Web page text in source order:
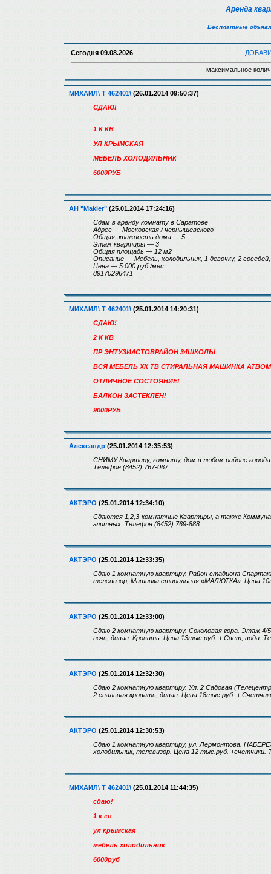
Аренда
Бесплатные
Сегодня 09.08.2026
максимальное
МИХАИЛ\ Т 462401\ (26.01.2014 09:50:37)
СДАЮ!
1 К КВ
УЛ КРЫМСКАЯ
МЕБЕЛЬ ХОЛОДИЛЬНИК
6000РУБ
АН "Makler" (25.01.2014 17:24:16)
Сдам в аренду комнату в Саратове
Адрес — Московская / чернышевского
Общая этажность дома — 5
Этаж квартиры — 3
Общая площадь — 12 м2
Описание — Мебель, холодильник, 1 девочку, 2
Цена — 5 000 руб./мес
89170296471
МИХАИЛ\ Т 462401\ (25.01.2014 14:20:31)
СДАЮ!
2 К КВ
ПР ЭНТУЗИАСТОВРАЙОН 34ШКОЛЫ
ВСЯ МЕБЕЛЬ ХК ТВ СТИРАЛЬНАЯ МАШИНКА
ОТЛИЧНОЕ СОСТОЯНИЕ!
БАЛКОН ЗАСТЕКЛЕН!
9000РУБ
Александр (25.01.2014 12:35:53)
СНИМУ Квартиру, комнату, дом в любом районе
Телефон (8452) 767-067
АКТЭРО (25.01.2014 12:34:10)
Сдаются 1,2,3-комнатные Квартиры, а также
элитных. Телефон (8452) 769-888
АКТЭРО (25.01.2014 12:33:35)
Сдаю 1 комнатную квартиру. Район стадиона
телевизор, Машинка стиральная «МАЛЮТКА». Цена
АКТЭРО (25.01.2014 12:33:00)
Сдаю 2 комнатную квартиру. Соколовая гора. Этаж
печь, диван. Кровать. Цена 13тыс.руб. + Свет, вода.
АКТЭРО (25.01.2014 12:32:30)
Сдаю 2 комнатную квартиру. Ул. 2 Садовая
2 спальная кровать, диван. Цена 18тыс.руб. +
АКТЭРО (25.01.2014 12:30:53)
Сдаю 1 комнатную квартиру, ул. Лермонтова.
холодильник, телевизор. Цена 12 тыс.руб. +счетчики.
МИХАИЛ\ Т 462401\ (25.01.2014 11:44:35)
сдаю!
1 к кв
ул крымская
мебель холодильник
6000руб